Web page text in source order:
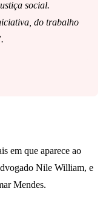
social.
do trabalho
em que aparece ao
Nile William, e
Mendes.